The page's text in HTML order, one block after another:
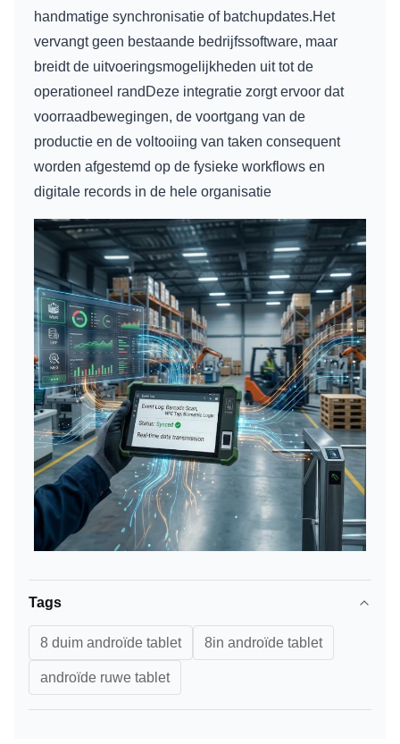
handmatige synchronisatie of batchupdates.Het
vervangt geen bestaande bedrijfssoftware, maar
breidt de uitvoeringsmogelijkheden uit tot de
operationeel randDeze integratie zorgt ervoor dat
voorraadbewegingen, de voortgang van de
productie en de voltooiing van taken consequent
worden afgestemd op de fysieke workflows en
digitale records in de hele organisatie
Tags
8 duim androïde tablet 8in androïde tablet
androïde ruwe tablet